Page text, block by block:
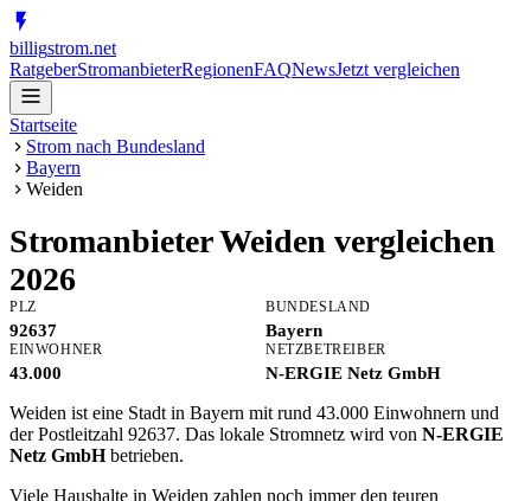
billigstrom.net
RatgeberStromanbieterRegionenFAQNewsJetzt vergleichen
Startseite
Strom nach Bundesland
Bayern
Weiden
StromanbieterWeiden vergleichen
2026
PLZ
92637
BUNDESLAND
Bayern
EINWOHNER
43.000
NETZBETREIBER
N-ERGIE Netz GmbH
Weiden ist eine Stadt in Bayern mit rund 43.000 Einwohnern und
der Postleitzahl 92637. Das lokale Stromnetz wird von N-ERGIE
Netz GmbHbetrieben.
Viele Haushalte in Weiden zahlen noch immer den teuren